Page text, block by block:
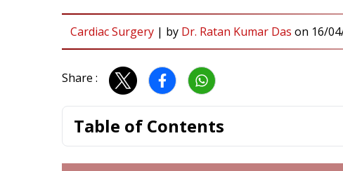
Cardiac Surgery | by Dr. Ratan Kumar Das on 16/
Share :
Table of Contents